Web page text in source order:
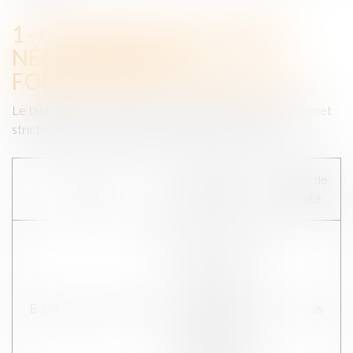
1 - COOKIES STRICTEMENT
NÉCESSAIRES À LA
FOURNITURE D’UN SERVICE
Le tableau ci-dessous liste les cookies de notre site Internet
strictement nécessaires à la fourniture d’un service :
Durée de